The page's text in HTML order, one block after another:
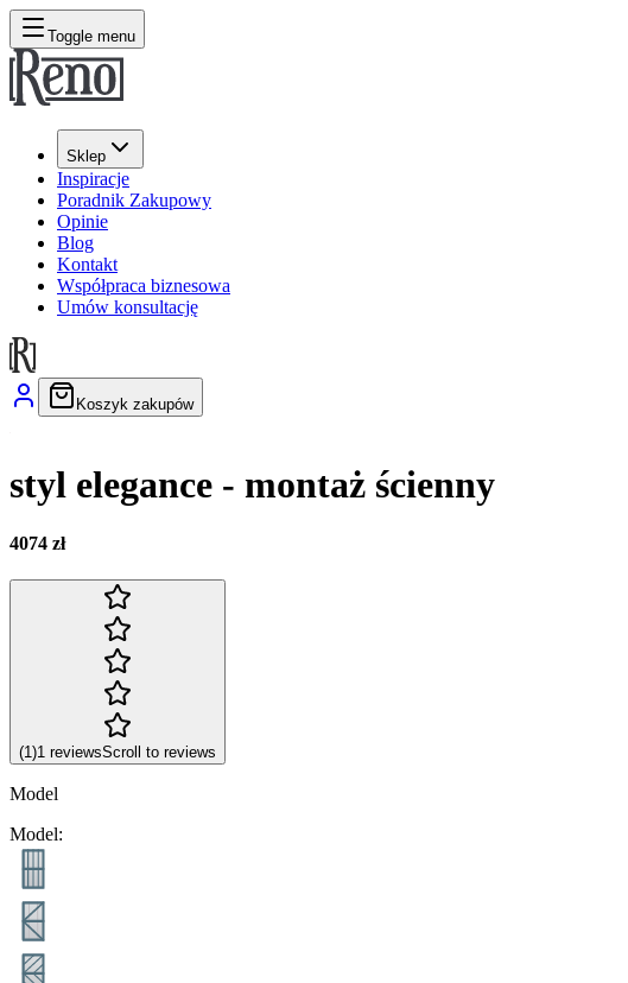
Toggle menu
Sklep
Inspiracje
Poradnik Zakupowy
Opinie
Blog
Kontakt
Współpraca biznesowa
Umów konsultację
Koszyk zakupów
styl elegance - montaż ścienny
4074 zł
(1)1 reviewsScroll to reviews
Model
Model: